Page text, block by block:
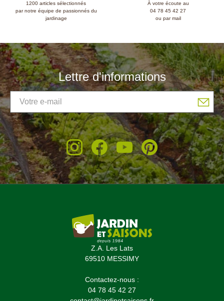
1200 articles sélectionnés
par notre équipe de passionnés du
jardinage
À votre écoute au
04 78 45 42 27
ou par mail
Lettre d'informations
Z.A. Les Lats
69510 MESSIMY
Contactez-nous :
04 78 45 42 27